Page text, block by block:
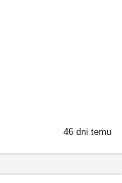
46 dni temu